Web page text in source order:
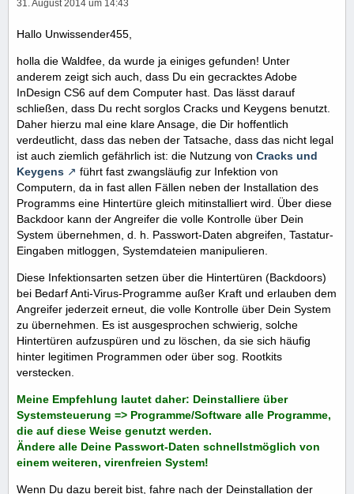
31. August 2014 um 14:43
Hallo Unwissender455,
holla die Waldfee, da wurde ja einiges gefunden! Unter
anderem zeigt sich auch, dass Du ein gecracktes Adobe
InDesign CS6 auf dem Computer hast. Das lässt darauf
schließen, dass Du recht sorglos Cracks und Keygens benutzt.
Daher hierzu mal eine klare Ansage, die Dir hoffentlich
verdeutlicht, dass das neben der Tatsache, dass das nicht legal
ist auch ziemlich gefährlich ist: die Nutzung von Cracks und
Keygens
führt fast zwangsläufig zur Infektion von
Computern, da in fast allen Fällen neben der Installation des
Programms eine Hintertüre gleich mitinstalliert wird. Über diese
Backdoor kann der Angreifer die volle Kontrolle über Dein
System übernehmen, d. h. Passwort-Daten abgreifen, Tastatur-
Eingaben mitloggen, Systemdateien manipulieren.
Diese Infektionsarten setzen über die Hintertüren (Backdoors)
bei Bedarf Anti-Virus-Programme außer Kraft und erlauben dem
Angreifer jederzeit erneut, die volle Kontrolle über Dein System
zu übernehmen. Es ist ausgesprochen schwierig, solche
Hintertüren aufzuspüren und zu löschen, da sie sich häufig
hinter legitimen Programmen oder über sog. Rootkits
verstecken.
Meine Empfehlung lautet daher: Deinstalliere über
Systemsteuerung => Programme/Software alle Programme,
die auf diese Weise genutzt werden.
Ändere alle Deine Passwort-Daten schnellstmöglich von
einem weiteren, virenfreien System!
Wenn Du dazu bereit bist, fahre nach der Deinstallation der